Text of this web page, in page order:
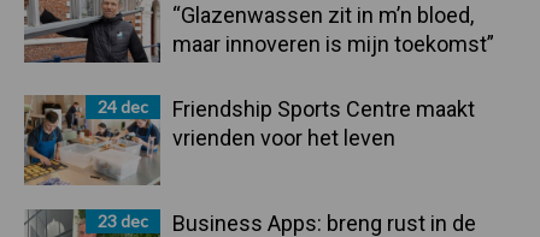
“Glazenwassen zit in m’n bloed,
maar innoveren is mijn toekomst”
24 dec
Friendship Sports Centre maakt
vrienden voor het leven
23 dec
Business Apps: breng rust in de